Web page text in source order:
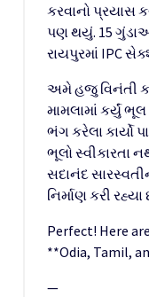
કરવાનો પ્રયાસ
પણ થયું. 15 ગુંડાઓ
રાયપુરમાં IPC
અમે હજુ વિનંતી
મામલામાં કર્યું
ભંગ કરેલા કાર્યો
ભૂલો સ્વીકારતા
સદાનંદ
નિર્માણ કરી રહ્યા
Perfect! Here
**Odia, Tamil,
—